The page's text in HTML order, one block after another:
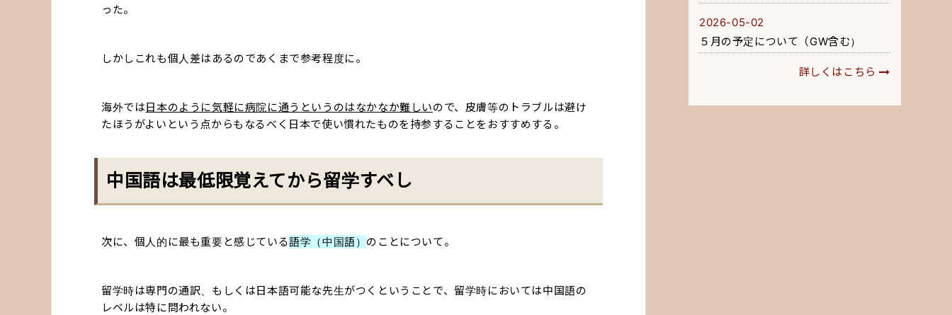
った。
しかしこれも個人差はあるのであくまで参考程度に。
海外では日本のように気軽に病院に通うというのはなかなか難しいので、皮膚等のトラブルは避け
たほうがよいという点からもなるべく日本で使い慣れたものを持参することをおすすめする。
中国語は最低限覚えてから留学すベし
次に、個人的に最も重要と感じている語学（中国語） のことについて。
留学時は専門の通訳、もしくは日本語可能な先生がつくということで、留学時においては中国語の
レベルは特に問われない。
2026-05-02
５月の予定について（GW含む）
詳しくはこちら